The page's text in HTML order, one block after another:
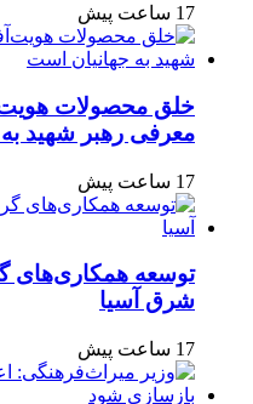
17 ساعت پیش
خلق محصولات
معرفی رهبر شهید
17 ساعت پیش
توسعه همکاری‌های
شرق آسیا
17 ساعت پیش